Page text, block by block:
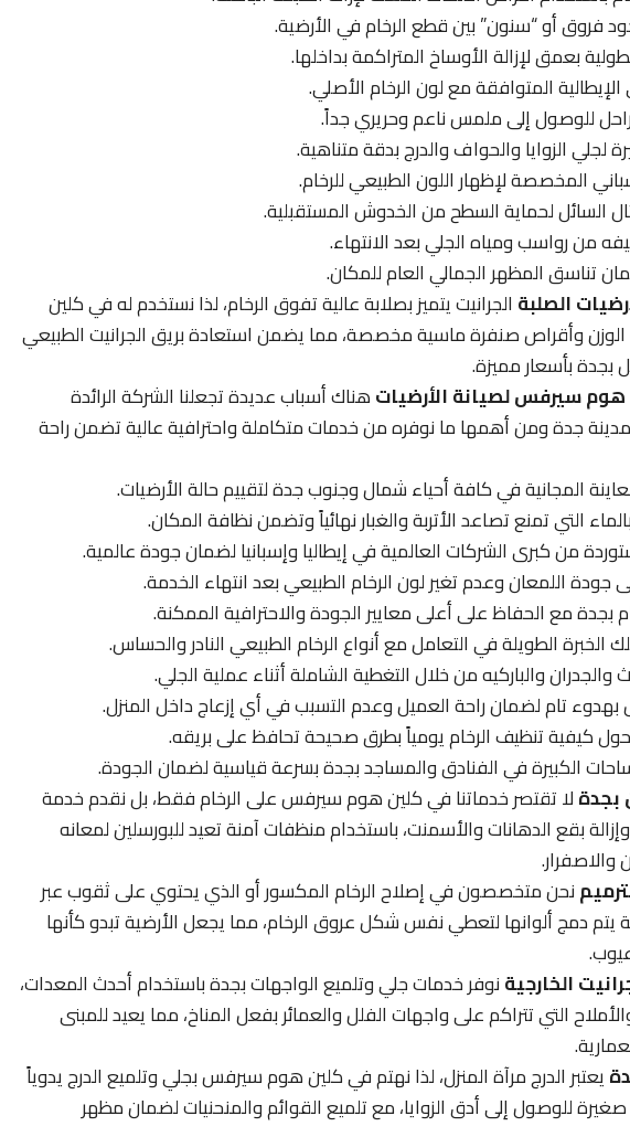
فروق أو “سنون” بين قطع الرخام في الأرضية.
بعمق لإزالة الأوساخ المتراكمة بداخلها.
المتوافقة مع لون الرخام الأصلي.
للوصول إلى ملمس ناعم وحريري جداً.
لجلي الزوايا والحواف والدرج بدقة متناهية.
المخصصة لإظهار اللون الطبيعي للرخام.
السائل لحماية السطح من الخدوش المستقبلية.
من رواسب ومياه الجلي بعد الانتهاء.
تناسق المظهر الجمالي العام للمكان.
الصلبة الجرانيت يتميز بصلابة عالية تفوق الرخام، لذا نستخدم له في كلين
وأقراص صنفرة ماسية مخصصة، مما يضمن استعادة بريق الجرانيت الطبيعي
بجدة بأسعار مميزة.
سيرفس لصيانة الأرضياتهناك أسباب عديدة تجعلنا الشركة الرائدة
جدة ومن أهمها ما نوفره من خدمات متكاملة واحترافية عالية تضمن راحة
المجانية في كافة أحياء شمال وجنوب جدة لتقييم حالة الأرضيات.
التي تمنع تصاعد الأتربة والغبار نهائياً وتضمن نظافة المكان.
من كبرى الشركات العالمية في إيطاليا وإسبانيا لضمان جودة عالمية.
جودة اللمعان وعدم تغير لون الرخام الطبيعي بعد انتهاء الخدمة.
بجدة مع الحفاظ على أعلى معايير الجودة والاحترافية الممكنة.
الخبرة الطويلة في التعامل مع أنواع الرخام الطبيعي النادر والحساس.
والباركيه من خلال التغطية الشاملة أثناء عملية الجلي.
تام لضمان راحة العميل وعدم التسبب في أي إزعاج داخل المنزل.
كيفية تنظيف الرخام يومياً بطرق صحيحة تحافظ على بريقه.
الكبيرة في الفنادق والمساجد بجدة بسرعة قياسية لضمان الجودة.
بجدةلا تقتصر خدماتنا في كلين هوم سيرفس على الرخام فقط، بل نقدم خدمة
بقع الدهانات والأسمنت، باستخدام منظفات آمنة تعيد للبورسلين لمعانه
والاصفرار.
نحن متخصصون في إصلاح الرخام المكسور أو الذي يحتوي على ثقوب عبر
دمج ألوانها لتعطي نفس شكل عروق الرخام، مما يجعل الأرضية تبدو كأنها
الخارجيةنوفر خدمات جلي وتلميع الواجهات بجدة باستخدام أحدث المعدات،
التي تتراكم على واجهات الفلل والعمائر بفعل المناخ، مما يعيد للمبنى
يعتبر الدرج مرآة المنزل، لذا نهتم في كلين هوم سيرفس بجلي وتلميع الدرج يدوياً
للوصول إلى أدق الزوايا، مع تلميع القوائم والمنحنيات لضمان مظهر